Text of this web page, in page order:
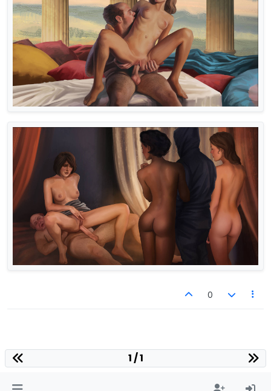
0
1 / 1